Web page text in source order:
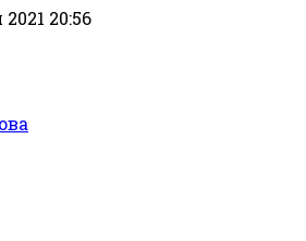
20:56